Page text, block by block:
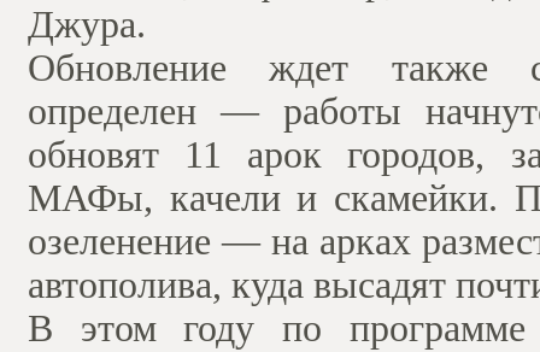
Джура.
Обновление ждет также
определен — работы
обновят 11 арок городов,
МАФы, качели и скамейки.
озеленение — на арках
автополива, куда высадят
В этом году по программе